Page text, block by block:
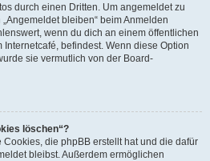
durch einen Dritten. Um angemeldet zu
bleiben“ beim Anmelden
wenn du dich an einem öffentlichen
befindest. Wenn diese Option
sie vermutlich von der Board-
löschen“?
Cookies, die phpBB erstellt hat und die dafür
bleibst. Außerdem ermöglichen